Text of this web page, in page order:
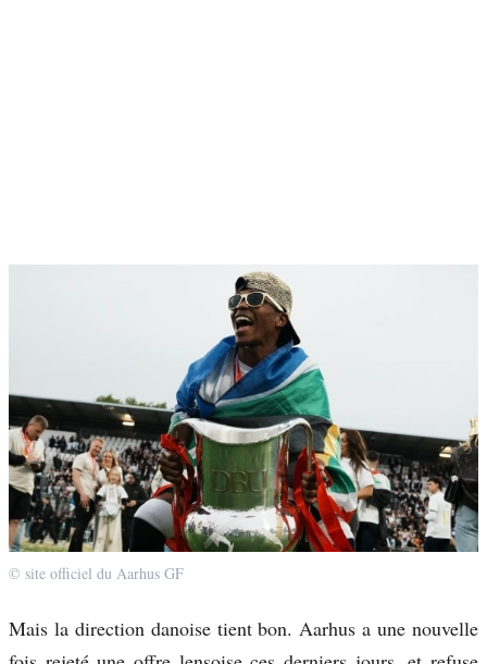
© site officiel du Aarhus GF
Mais la direction danoise tient bon. Aarhus a une nouvelle